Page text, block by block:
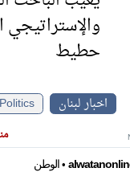
والإستراتيجي
حطيط
اخبار لبنان
Politics
الوطن•